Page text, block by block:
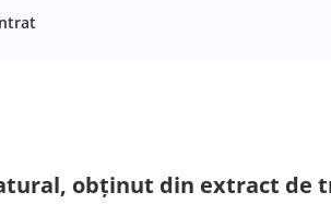
obținut din extract de